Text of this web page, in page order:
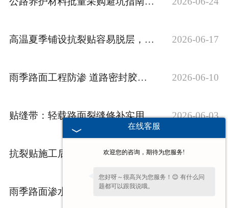
高温夏季铺设抗裂贴容易脱层，现场施工预处理实操方法 2026-06-17
雨季路面工程防渗 道路密封胶使用经验总结 2026-06-10
贴缝带：轻载路面裂缝修补实用指南 2026-06-03
抗裂贴施工后多久能通车？建通路桥为您解答 2026-05-27
雨季路面渗水怎么办？道路密封胶的防水密封解决方案
在线客服
欢迎您的咨询，期待为您服务!
您好呀～很高兴为您服务！😊 有什么问
题都可以跟我说哦。